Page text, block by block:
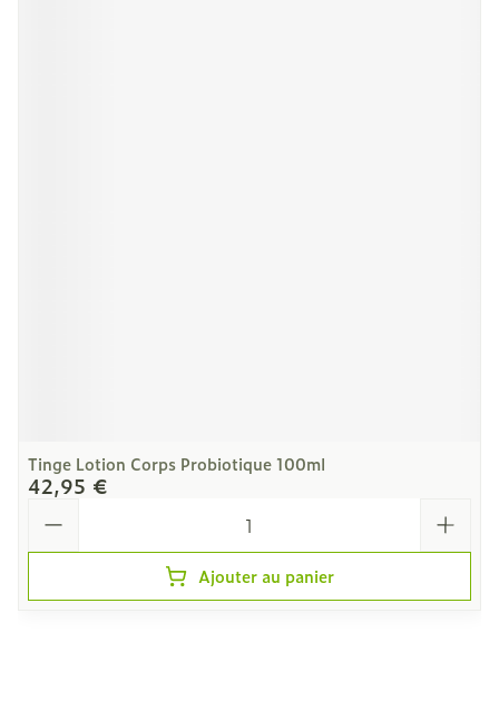
Tinge Lotion Corps Probiotique 100ml
42,95 €
Ajouter au panier